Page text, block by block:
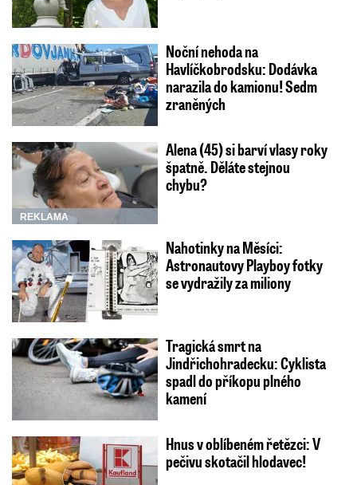
Noční nehoda na
Havlíčkobrodsku: Dodávka
narazila do kamionu! Sedm
zraněných
REKLAMA
Alena (45) si barví vlasy roky
špatně. Děláte stejnou
chybu?
Nahotinky na Měsíci:
Astronautovy Playboy fotky
se vydražily za miliony
Tragická smrt na
Jindřichohradecku: Cyklista
spadl do příkopu plného
kamení
Hnus v oblíbeném řetězci: V
pečivu skotačil hlodavec!